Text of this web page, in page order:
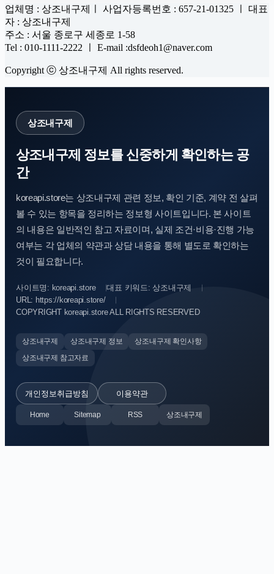
업체명 : 상조내구제ㅣ 사업자등록번호 : 657-21-01325 ㅣ 대표
자 : 상조내구제
주소 : 서울 종로구 세종로 1-58
Tel : 010-1111-2222 ㅣ E-mail :dsfdeoh1@naver.com
Copyright ⓒ 상조내구제 All rights reserved.
상조내구제
상조내구제 정보를 신중하게 확인하는 공
간
koreapi.store는 상조내구제 관련 정보, 확인 기준, 계약 전 살펴
볼 수 있는 항목을 정리하는 정보형 사이트입니다. 본 사이트
의 내용은 일반적인 참고 자료이며, 실제 조건·비용·진행 가능
여부는 각 업체의 약관과 상담 내용을 통해 별도로 확인하는
것이 필요합니다.
사이트명: koreapi.store
대표 키워드: 상조내구제
URL: https://koreapi.store/
COPYRIGHT koreapi.store ALL RIGHTS RESERVED
상조내구제 상조내구제 정보
상조내구제 확인사항
상조내구제 참고자료
개인정보취급방침 이용약관
Home Sitemap RSS 상조내구제